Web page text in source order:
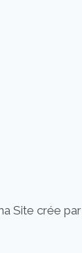
Site crée par